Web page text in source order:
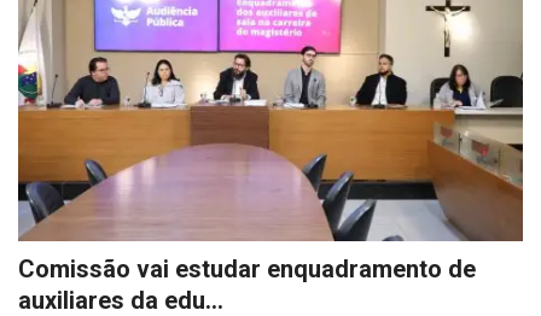
Comissão vai estudar enquadramento de
auxiliares da edu...